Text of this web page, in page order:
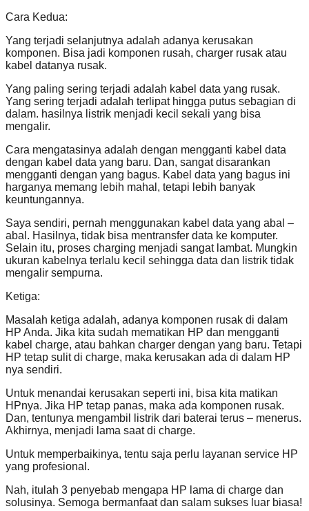
Cara Kedua:
Yang terjadi selanjutnya adalah adanya kerusakan
komponen. Bisa jadi komponen rusah, charger rusak atau
kabel datanya rusak.
Yang paling sering terjadi adalah kabel data yang rusak.
Yang sering terjadi adalah terlipat hingga putus sebagian di
dalam. hasilnya listrik menjadi kecil sekali yang bisa
mengalir.
Cara mengatasinya adalah dengan mengganti kabel data
dengan kabel data yang baru. Dan, sangat disarankan
mengganti dengan yang bagus. Kabel data yang bagus ini
harganya memang lebih mahal, tetapi lebih banyak
keuntungannya.
Saya sendiri, pernah menggunakan kabel data yang abal –
abal. Hasilnya, tidak bisa mentransfer data ke komputer.
Selain itu, proses charging menjadi sangat lambat. Mungkin
ukuran kabelnya terlalu kecil sehingga data dan listrik tidak
mengalir sempurna.
Ketiga:
Masalah ketiga adalah, adanya komponen rusak di dalam
HP Anda. Jika kita sudah mematikan HP dan mengganti
kabel charge, atau bahkan charger dengan yang baru. Tetapi
HP tetap sulit di charge, maka kerusakan ada di dalam HP
nya sendiri.
Untuk menandai kerusakan seperti ini, bisa kita matikan
HPnya. Jika HP tetap panas, maka ada komponen rusak.
Dan, tentunya mengambil listrik dari baterai terus – menerus.
Akhirnya, menjadi lama saat di charge.
Untuk memperbaikinya, tentu saja perlu layanan service HP
yang profesional.
Nah, itulah 3 penyebab mengapa HP lama di charge dan
solusinya. Semoga bermanfaat dan salam sukses luar biasa!